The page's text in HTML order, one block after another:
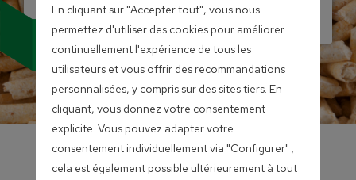
UNIQUE. INNOVANT.
Echangeur de chaleur
à condensation (en option)
En cliquant sur "Accepter tout", vous nous
permettez d'utiliser des cookies pour améliorer
continuellement l'expérience de tous les
utilisateurs et vous offrir des recommandations
personnalisées, y compris sur des sites tiers. En
cliquant, vous donnez votre consentement
explicite. Vous pouvez adapter votre
consentement individuellement via "Configurer" ;
cela est également possible ultérieurement à tout